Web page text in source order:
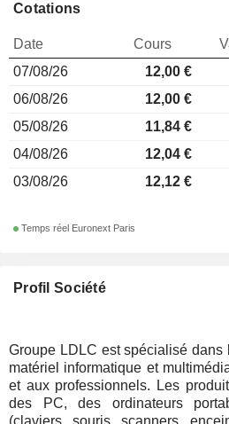
Profil Société
Groupe LDLC est spécialisé
matériel informatique et
et aux professionnels. Les
des PC, des ordinateurs
(claviers, souris, scanners,
Cotations
Date Cours
07/08/26
12,00 €
06/08/26
12,00 €
05/08/26
11,84 €
04/08/26
12,04 €
03/08/26
12,12 €
Temps réel Euronext Paris